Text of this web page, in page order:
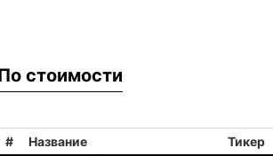
стоимости
# Название Тикер